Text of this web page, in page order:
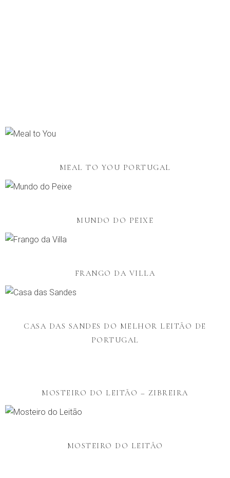
MEAL TO YOU PORTUGAL
MUNDO DO PEIXE
FRANGO DA VILLA
CASA DAS SANDES DO MELHOR LEITÃO DE
PORTUGAL
MOSTEIRO DO LEITÃO – ZIBREIRA
MOSTEIRO DO LEITÃO